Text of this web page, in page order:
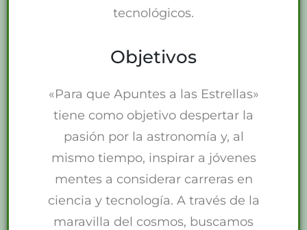
tecnológicos.
Objetivos
«Para que Apuntes a las Estrellas»
tiene como objetivo despertar la
pasión por la astronomía y, al
mismo tiempo, inspirar a jóvenes
mentes a considerar carreras en
ciencia y tecnología. A través de la
maravilla del cosmos, buscamos